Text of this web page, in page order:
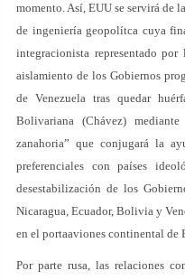
momento. Así, EUU se servirá de
de ingeniería geopolítca cuya
integracionista representado
aislamiento de los Gobiernos
de Venezuela tras quedar
Bolivariana (Chávez)
zanahoria” que conjugará la
preferenciales con países
desestabilización de los
Nicaragua, Ecuador, Bolivia y
en el portaaviones continental de
Por parte rusa, las relaciones